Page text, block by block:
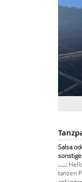
Salsa
.....:
tanzen